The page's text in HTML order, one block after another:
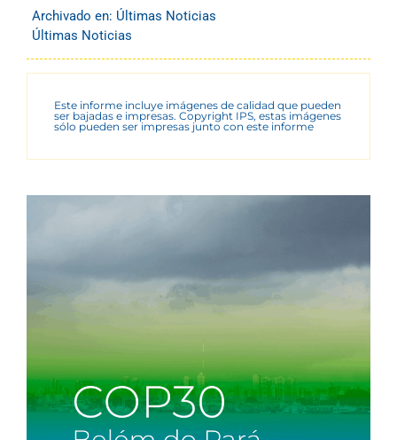
Archivado en: Últimas Noticias
Últimas Noticias
Este informe incluye imágenes de calidad que pueden
ser bajadas e impresas. Copyright IPS, estas imágenes
sólo pueden ser impresas junto con este informe